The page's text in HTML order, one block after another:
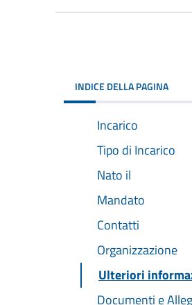
INDICE DELLA PAGINA
Incarico
Tipo di Incarico
Nato il
Mandato
Contatti
Organizzazione
Ulteriori
Documenti e